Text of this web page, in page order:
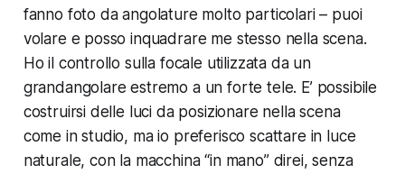
fanno foto da angolature molto particolari – puoi
volare e posso inquadrare me stesso nella scena.
Ho il controllo sulla focale utilizzata da un
grandangolare estremo a un forte tele. E’ possibile
costruirsi delle luci da posizionare nella scena
come in studio, ma io preferisco scattare in luce
naturale, con la macchina “in mano” direi, senza